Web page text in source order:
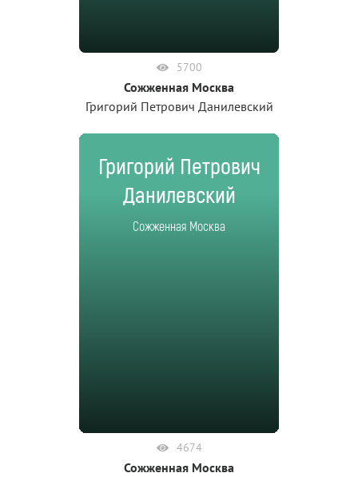
5700
Сожженная Москва
Григорий Петрович Данилевский
Григорий Петрович
Данилевский
Сожженная Москва
4674
Сожженная Москва